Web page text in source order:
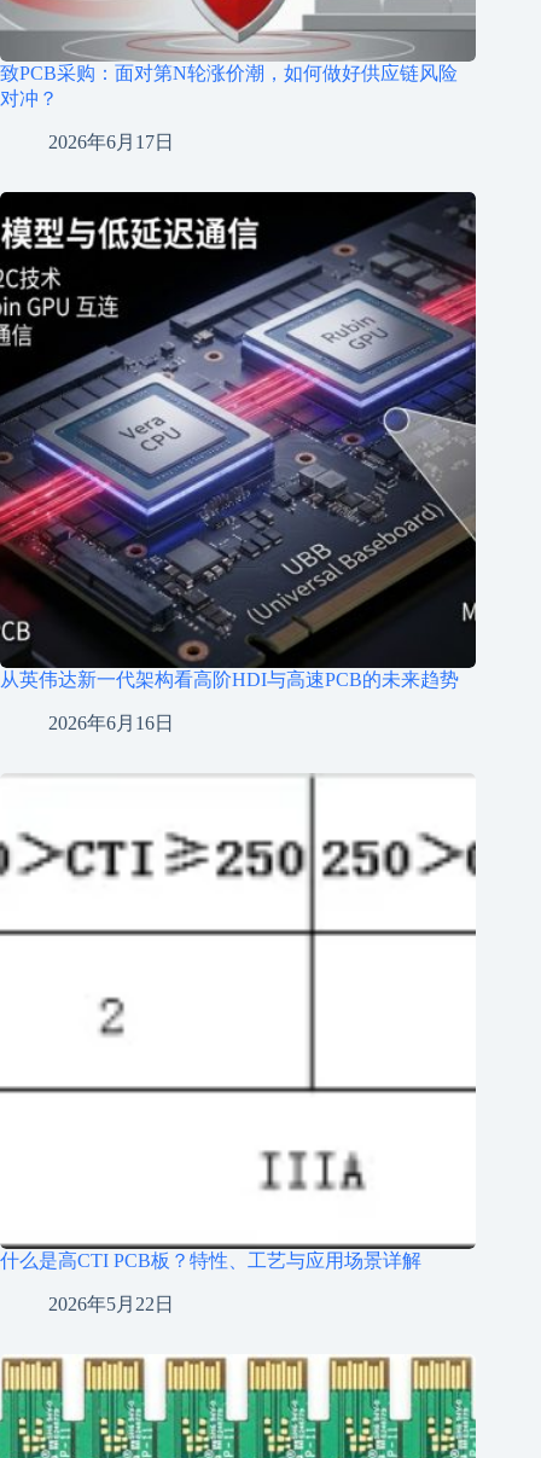
致PCB采购：面对第N轮涨价潮，如何做好供应链风险
对冲？
2026年6月17日
从英伟达新一代架构看高阶HDI与高速PCB的未来趋势
2026年6月16日
什么是高CTI PCB板？特性、工艺与应用场景详解
2026年5月22日